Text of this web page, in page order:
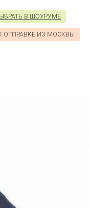
В ШОУРУМЕ
ОТПРАВКЕ ИЗ МОСКВЫ